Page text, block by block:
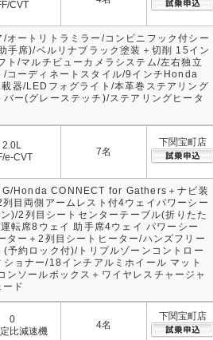
CVT
オートリトラミラー/コンビニフック付シー
手席)/ベルリナブラック塗装＋切削 15イン
ト/マルチビューカメラシステム/左右独立
/コーディネートスタイル/9インチHonda
器/LEDフォグライト/本革巻ステアリング
ー(グレーステッチ)/ステアリングヒータ
2.0L
e-CVT
7名
下関宝町店
Honda CONNECT for Gathers＋ナビ装
目両側アームレスト付4ウェイパワーシー
)/2列目シートセンターテーブル(折りたた
転席8ウェイ 助手席4ウェイ パワーシー
ター＋2列目シートヒーター/ハンズフリー
予約ロック付)/トリプルゾーンコントロー
ョナー/18インチアルミホイール マット
ンソールボックス＋ワイヤレスチャージャ
ド
0
比減速機
4名
下関宝町店